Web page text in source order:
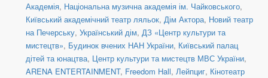
Академія, Національна музична академія ім. Чайковського,
Київський академічний театр ляльок, Дім Актора, Новий театр
на Печерську, Український дім, ДЗ «Центр культури та
мистецтв», Будинок вчених НАН України, Київський палац
дітей та юнацтва, Центр культури та мистецтв МВС України,
ARENA ENTERTAINMENT, Freedom Hall, Лейпциг, Кінотеатр